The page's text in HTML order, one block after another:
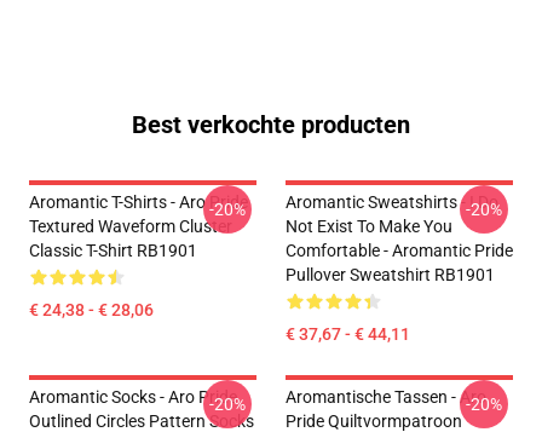
Best verkochte producten
Aromantic T-Shirts - Aro Pride
Textured Waveform Cluster
Classic T-Shirt RB1901
€ 24,38 - € 28,06
-20%
Aromantic Sweatshirts - I Do
Not Exist To Make You
Comfortable - Aromantic Pride
Pullover Sweatshirt RB1901
€ 37,67 - € 44,11
-20%
Aromantic Socks - Aro Pride
Outlined Circles Pattern Socks
-20%
Aromantische Tassen - Aro
Pride Quiltvormpatroon
-20%